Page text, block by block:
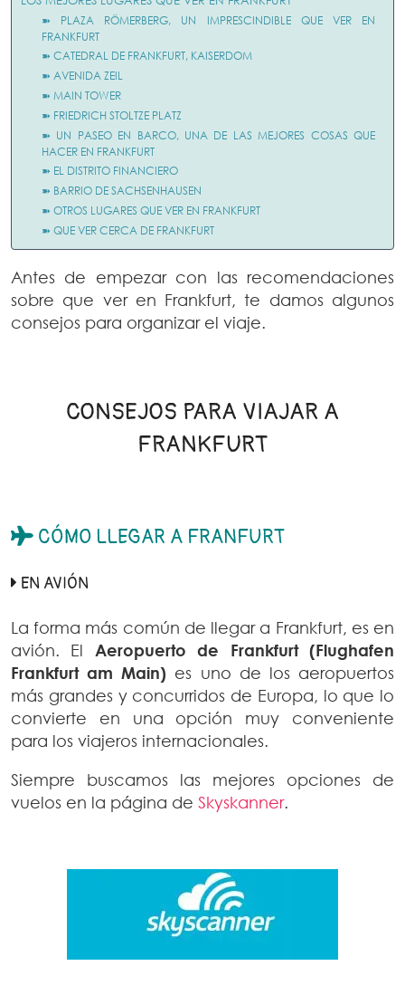
➽ PLAZA RÖMERBERG, UN IMPRESCINDIBLE QUE VER EN
FRANKFURT
➽ CATEDRAL DE FRANKFURT, KAISERDOM
➽ AVENIDA ZEIL
➽ MAIN TOWER
➽ FRIEDRICH STOLTZE PLATZ
➽ UN PASEO EN BARCO, UNA DE LAS MEJORES COSAS QUE
HACER EN FRANKFURT
➽ EL DISTRITO FINANCIERO
➽ BARRIO DE SACHSENHAUSEN
➽ OTROS LUGARES QUE VER EN FRANKFURT
➽ QUE VER CERCA DE FRANKFURT
Antes de empezar con las recomendaciones
sobre que ver en Frankfurt, te damos algunos
consejos para organizar el viaje.
CONSEJOS PARA VIAJAR A
FRANKFURT
CÓMO LLEGAR A FRANFURT
EN AVIÓN
La forma más común de llegar a Frankfurt, es en
avión. El Aeropuerto de Frankfurt (Flughafen
Frankfurt am Main) es uno de los aeropuertos
más grandes y concurridos de Europa, lo que lo
convierte en una opción muy conveniente
para los viajeros internacionales.
Siempre buscamos las mejores opciones de
vuelos en la página de Skyskanner.